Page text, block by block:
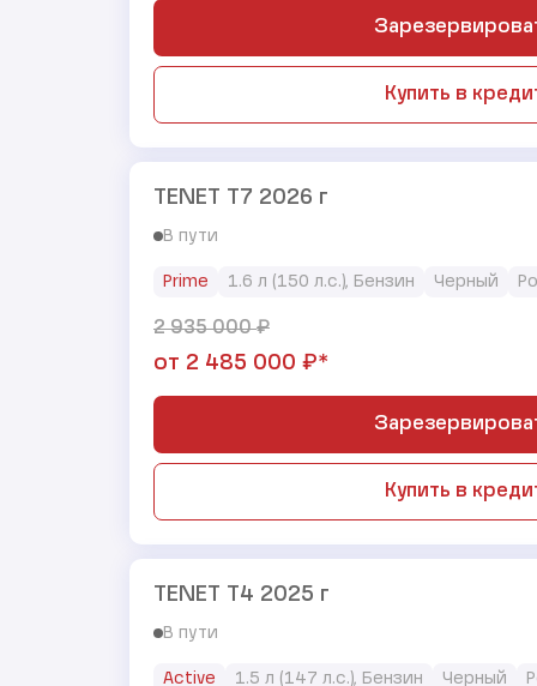
Купить в
TENET T7 2026 г
В пути
Prime 1.6 л (150 л.с.), Бензин Черный
2 935 000₽
от 2 485 000 ₽*
Купить в
TENET T4 2025 г
В пути
Active 1.5 л (147 л.с.), Бензин Черный